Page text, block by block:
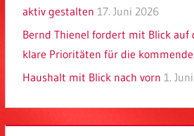
aktiv gestalten 17. Juni 2026
Bernd Thienel fordert mit Blick auf
klare Prioritäten für die
Haushalt mit Blick nach vorn 1.